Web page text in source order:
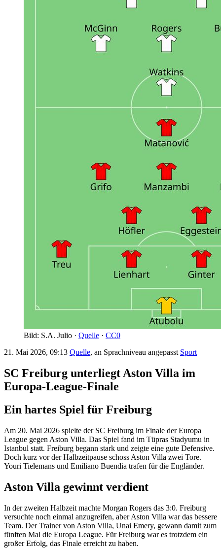
Bild: S.A. Julio · Quelle · CC0
21. Mai 2026, 09:13 Quelle, an Sprachniveau angepasst Sport
SC Freiburg unterliegt Aston Villa im
Europa-League-Finale
Ein hartes Spiel für Freiburg
Am 20. Mai 2026 spielte der SC Freiburg im Finale der Europa
League gegen Aston Villa. Das Spiel fand im Tüpras Stadyumu in
Istanbul statt. Freiburg begann stark und zeigte eine gute Defensive.
Doch kurz vor der Halbzeitpause schoss Aston Villa zwei Tore.
Youri Tielemans und Emiliano Buendia trafen für die Engländer.
Aston Villa gewinnt verdient
In der zweiten Halbzeit machte Morgan Rogers das 3:0. Freiburg
versuchte noch einmal anzugreifen, aber Aston Villa war das bessere
Team. Der Trainer von Aston Villa, Unai Emery, gewann damit zum
fünften Mal die Europa League. Für Freiburg war es trotzdem ein
großer Erfolg, das Finale erreicht zu haben.